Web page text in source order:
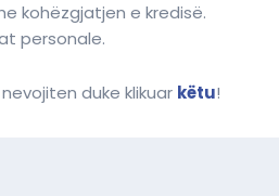
kohëzgjatjen e kredisë.
personale.
duke klikuar këtu!